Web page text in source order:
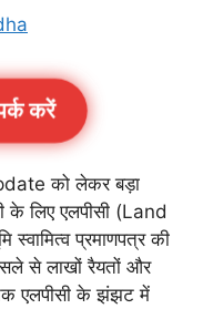
करें
को लेकर बड़ा
के लिए एलपीसी (Land
प्रमाणपत्र की
से लाखों रैयतों और
एलपीसी के झंझट में